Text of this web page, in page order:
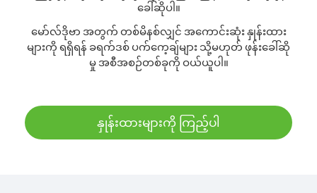
ခေါ်ဆိုပါ။
မော်လ်ဒိုဗာ အတွက် တစ်မိနစ်လျှင် အကောင်းဆုံး နှုန်းထား
များကို ရရှိရန် ခရက်ဒစ် ပက်ကေ့ချ်များ သို့မဟုတ် ဖုန်းခေါ်ဆို
မှု အစီအစဉ်တစ်ခုကို ဝယ်ယူပါ။
နှုန်းထားများကို ကြည့်ပါ